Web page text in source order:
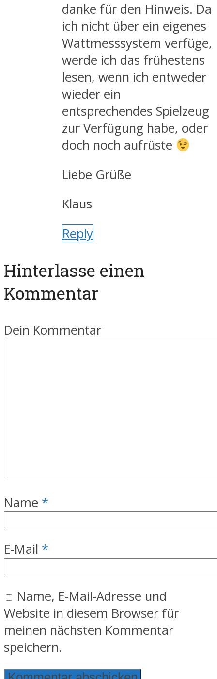
danke für den Hinweis. Da
ich nicht über ein eigenes
Wattmesssystem verfüge,
werde ich das frühestens
lesen, wenn ich entweder
wieder ein
entsprechendes Spielzeug
zur Verfügung habe, oder
doch noch aufrüste
Liebe Grüße
Klaus
Reply
Hinterlasse einen
Kommentar
Dein Kommentar
Name *
E-Mail *
Name, E-Mail-Adresse und
Website in diesem Browser für
meinen nächsten Kommentar
speichern.